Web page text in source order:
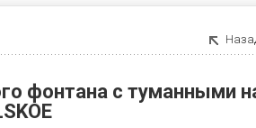
фонтана с туманными